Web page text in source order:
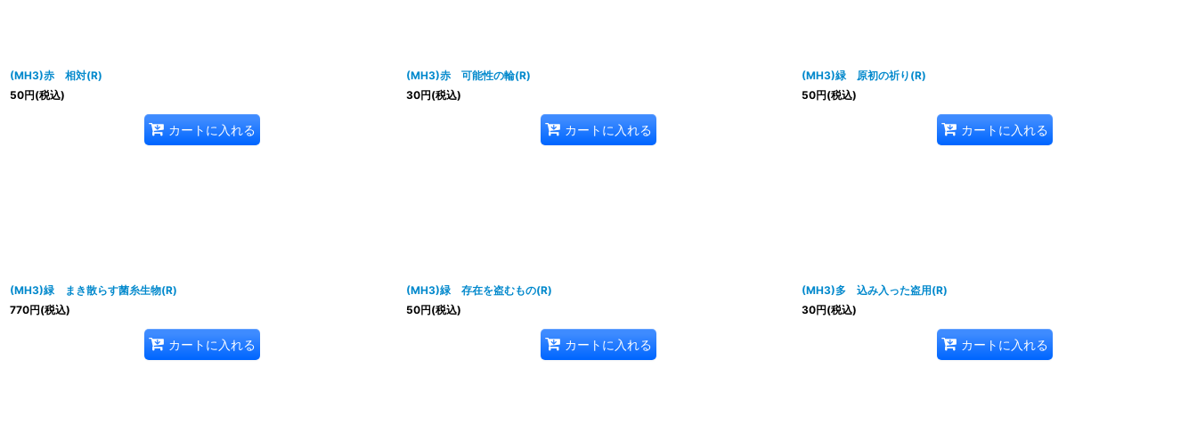
(MH3)赤 相対(R)
50円(税込)
カートに入れる
(MH3)赤 可能性の輪(R)
30円(税込)
カートに入れる
(MH3)緑 原初の祈り(R)
50円(税込)
カートに入れる
(MH3)緑 まき散らす菌糸生物(R)
770円(税込)
カートに入れる
(MH3)緑 存在を盗むもの(R)
50円(税込)
カートに入れる
(MH3)多 込み入った盗用(R)
30円(税込)
カートに入れる